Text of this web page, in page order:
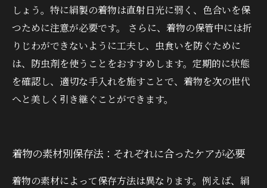
しょう。特に絹製の着物は直射日光に弱く、色合いを保
つために注意が必要です。 さらに、着物の保管中には折
りじわができないように工夫し、虫食いを防ぐために
は、防虫剤を使うことをおすすめします。定期的に状態
を確認し、適切な手入れを施すことで、着物を次の世代
へと美しく引き継ぐことができます。
着物の素材別保存法：それぞれに合ったケアが必要
着物の素材によって保存方法は異なります。例えば、絹